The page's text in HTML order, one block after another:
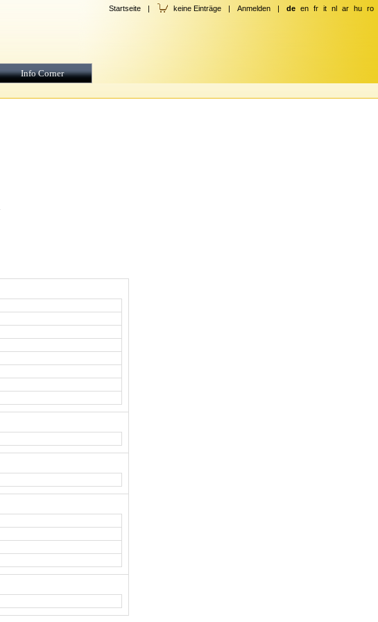
Startseite | keine Einträge | Anmelden | de en fr it nl ar hu ro
Info Corner